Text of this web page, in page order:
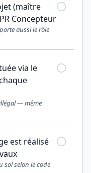
(maître
Concepteur
aussi le rôle
via le
— même
est réalisé
sol selon le code